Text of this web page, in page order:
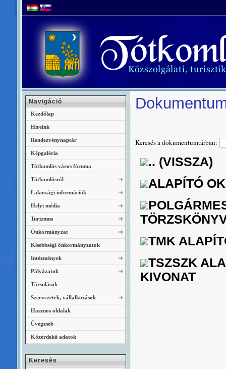
Keresés a dokumentumtárban:
.. (VISSZA)
ALAPÍTÓ
TMK
TSZSZK
KIVONAT
Navigáció
Kezdőlap
Híreink
Rendezvénynaptár
Képgaléria
Tótkomlós város fóruma
Tótkomlósról
Lakossági információk
Helyi média
Turizmus
Önkormányzat
Kisebbségi önkormányzatok
Intézmények
Pályázatok
Társulások
Szervezetek, vállalkozások
Hasznos oldalak
Üvegzseb
Közérdekű adatok
Keresés